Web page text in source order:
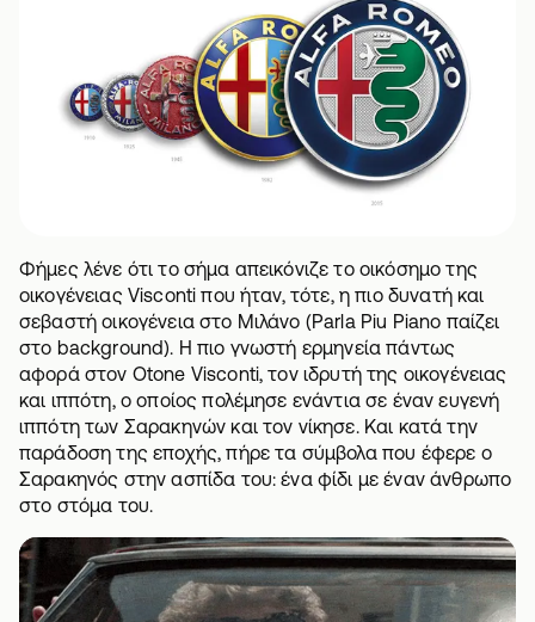
Φήμες λένε ότι το σήμα απεικόνιζε το οικόσημο της
οικογένειας Visconti που ήταν, τότε, η πιο δυνατή και
σεβαστή οικογένεια στο Μιλάνο (Parla Piu Piano παίζει
στο background). H πιο γνωστή ερμηνεία πάντως
αφορά στον Otone Visconti, τον ιδρυτή της οικογένειας
και ιππότη, ο οποίος πολέμησε ενάντια σε έναν ευγενή
ιππότη των Σαρακηνών και τον νίκησε. Και κατά την
παράδοση της εποχής, πήρε τα σύμβολα που έφερε ο
Σαρακηνός στην ασπίδα του: ένα φίδι με έναν άνθρωπο
στο στόμα του.